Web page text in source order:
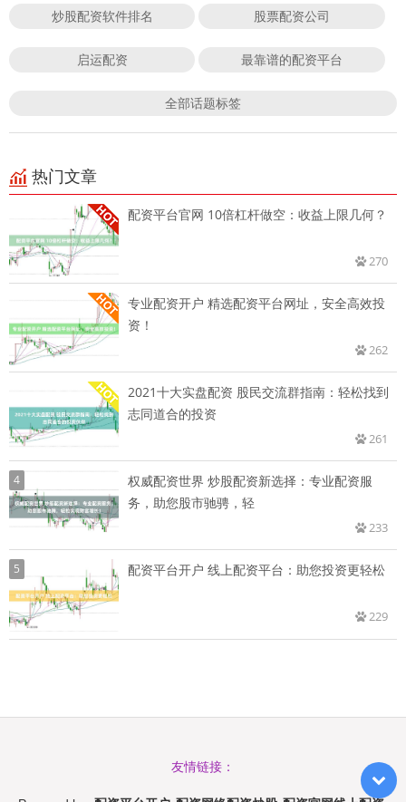
炒股配资软件排名 股票配资公司
启运配资 最靠谱的配资平台
全部话题标签
热门文章
配资平台官网 10倍杠杆做空：收益上限几何？
270
专业配资开户 精选配资平台网址，安全高效投
资！
262
2021十大实盘配资 股民交流群指南：轻松找到
志同道合的投资
261
4
权威配资世界 炒股配资新选择：专业配资服
务，助您股市驰骋，轻
233
5 配资平台开户 线上配资平台：助您投资更轻松
229
友情链接：